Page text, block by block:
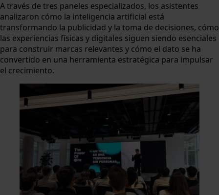
A través de tres paneles especializados, los asistentes
analizaron cómo la inteligencia artificial está
transformando la publicidad y la toma de decisiones, cómo
las experiencias físicas y digitales siguen siendo esenciales
para construir marcas relevantes y cómo el dato se ha
convertido en una herramienta estratégica para impulsar
el crecimiento.